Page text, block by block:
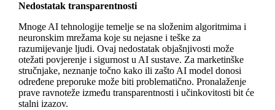
Nedostatak transparentnosti
Mnoge AI tehnologije temelje se na složenim algoritmima i
neuronskim mrežama koje su nejasne i teške za
razumijevanje ljudi. Ovaj nedostatak objašnjivosti može
otežati povjerenje i sigurnost u AI sustave. Za marketinške
stručnjake, neznanje točno kako ili zašto AI model donosi
određene preporuke može biti problematično. Pronalaženje
prave ravnoteže između transparentnosti i učinkovitosti bit će
stalni izazov.